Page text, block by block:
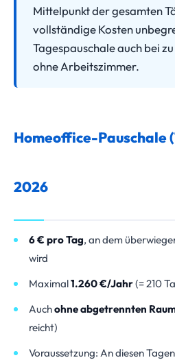
Mittelpunkt der gesamten
vollständige Kosten
Tagespauschale auch bei
ohne Arbeitszimmer.
Homeoffice-Pauschale
2026
6 € pro Tag, an dem
wird
Maximal1.260 €/Jahr(= 210
Auchohne abgetrennten
reicht)
Voraussetzung: An diesen Tagen